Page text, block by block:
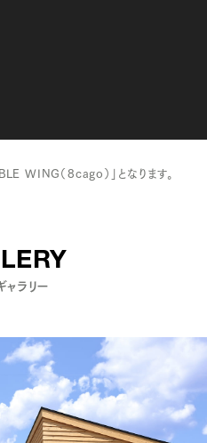
WING（8cago）」となります。
ャラリー